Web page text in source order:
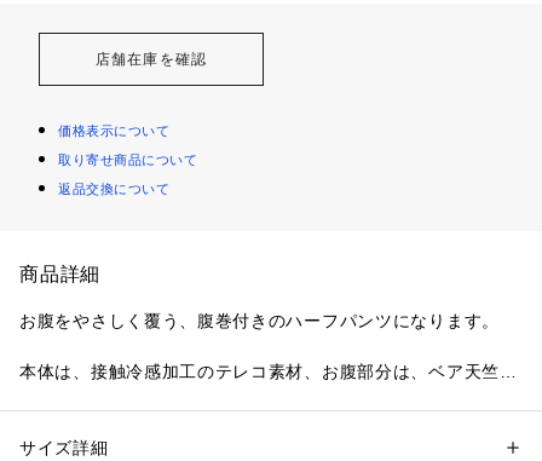
店舗在庫を確認
価格表示について
取り寄せ商品について
返品交換について
商品詳細
お腹をやさしく覆う、腹巻付きのハーフパンツになります。
本体は、接触冷感加工のテレコ素材、お腹部分は、ベア天竺素
パンツの裾は、メローロック仕様になっております。
性別：レディース
サイズ詳細